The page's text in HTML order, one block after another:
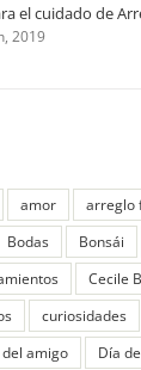
el cuidado de
2019
amor
arreglo
Bodas Bonsái
Cecile
curiosidades
del amigo
Día